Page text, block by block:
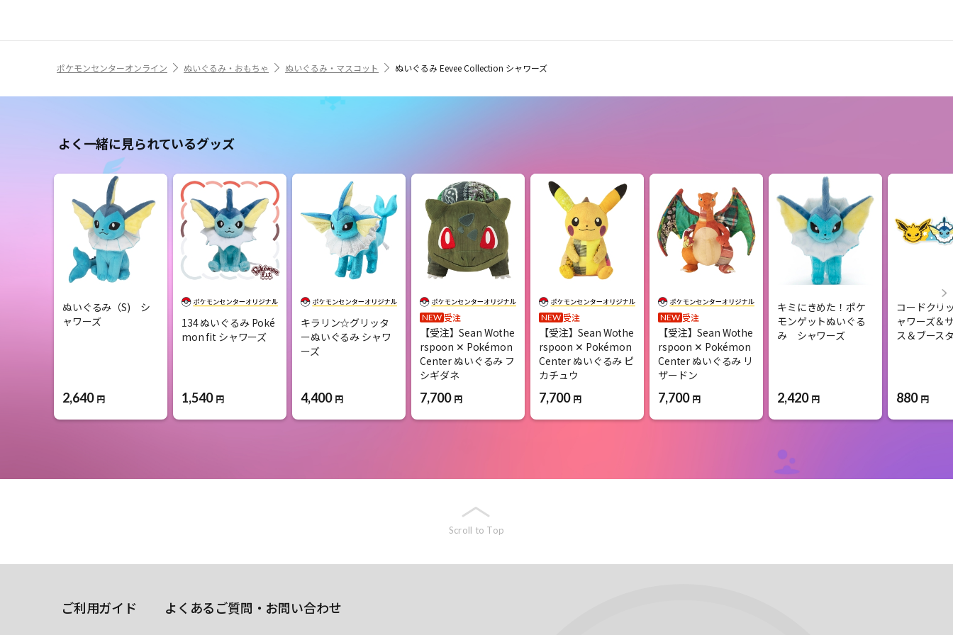
ポケモンセンターオンライン ぬいぐるみ・おもちゃ ぬいぐるみ・マスコット ぬいぐるみ Eevee Collection シャワーズ
よく一緒に見られているグッズ
ぬいぐるみ（S) シ
ャワーズ
2,640 円
134 ぬいぐるみ Poké
mon fit シャワーズ
1,540 円
キラリン☆グリッタ
ーぬいぐるみ シャワ
ーズ
4,400 円
NEW 受注
【受注】Sean Wothe
rspoon ✕ Pokémon
Center ぬいぐるみ フ
シギダネ
7,700 円
NEW 受注
【受注】Sean Wothe
rspoon ✕ Pokémon
Center ぬいぐるみ ピ
カチュウ
7,700 円
NEW 受注
【受注】Sean Wothe
rspoon ✕ Pokémon
Center ぬいぐるみ リ
ザードン
7,700 円
キミにきめた！ポケ
モンゲットぬいぐる
み シャワーズ
2,420 円
コードクリ
ャワーズ＆
ス＆ブース
880 円
Scroll to Top
ご利用ガイド よくあるご質問・お問い合わせ